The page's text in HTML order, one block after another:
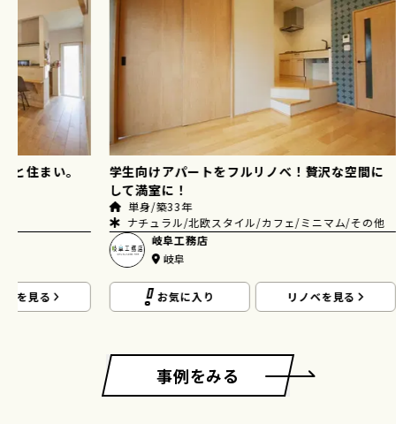
と住まい。
ベを見る
学生向けアパートをフルリノべ！贅沢な空間に
して満室に！
単身/築33年
ナチュラル/北欧スタイル/カフェ/ミニマム/その他
岐阜工務店
岐阜
お気に入り リノベを見る
事例をみる